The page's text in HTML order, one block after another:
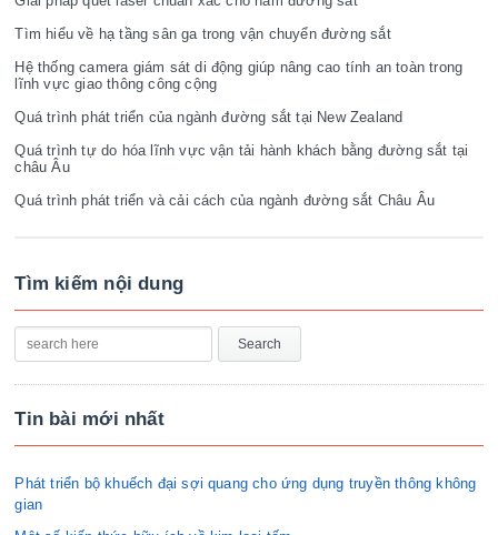
Tìm hiểu về hạ tầng sân ga trong vận chuyển đường sắt
Hệ thống camera giám sát di động giúp nâng cao tính an toàn trong
lĩnh vực giao thông công cộng
Quá trình phát triển của ngành đường sắt tại New Zealand
Quá trình tự do hóa lĩnh vực vận tải hành khách bằng đường sắt tại
châu Âu
Quá trình phát triển và cải cách của ngành đường sắt Châu Âu
Tìm kiếm nội dung
Tin bài mới nhất
Phát triển bộ khuếch đại sợi quang cho ứng dụng truyền thông không
gian